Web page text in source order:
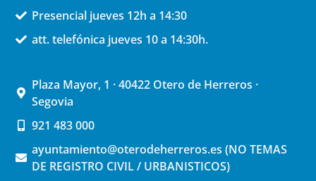
Presencial jueves 12h a 14:30
att. telefónica jueves 10 a 14:30h.
Plaza Mayor, 1 · 40422 Otero de Herreros ·
Segovia
921 483 000
ayuntamiento@oterodeherreros.es (NO TEMAS
DE REGISTRO CIVIL / URBANISTICOS)